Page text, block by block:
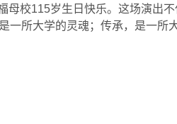
母校115岁生日快乐。这场演出
所大学的灵魂；传承，是一所大